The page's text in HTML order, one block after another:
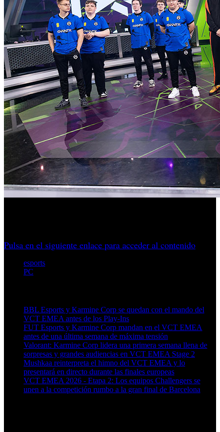
Pulsa en el siguiente enlace para acceder al contenido
esports
PC
BBL Esports y Karmine Corp se quedan con el mando del
VCT EMEA antes de los Play-Ins
FUT Esports y Karmine Corp mandan en el VCT EMEA
antes de una última semana de máxima tensión
Valorant: Karmine Corp lidera una primera semana llena de
sorpresas y grandes audiencias en VCT EMEA Stage 2
Mushkaa reinterpreta el himno del VCT EMEA y lo
presentará en directo durante las finales europeas
VCT EMEA 2026 - Etapa 2: Los equipos Challengers se
unen a la competición rumbo a la gran final de Barcelona